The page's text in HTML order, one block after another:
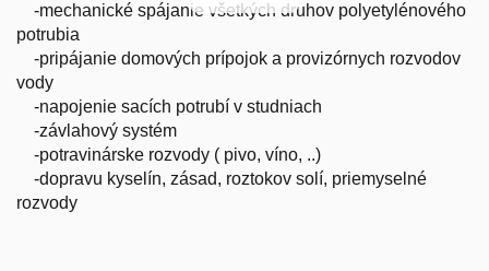
-mechanické spájanie všetkých druhov polyetylénového
potrubia
-pripájanie domových prípojok a provizórnych rozvodov
vody
-napojenie sacích potrubí v studniach
-závlahový systém
-potravinárske rozvody ( pivo, víno, ..)
-dopravu kyselín, zásad, roztokov solí, priemyselné
rozvody